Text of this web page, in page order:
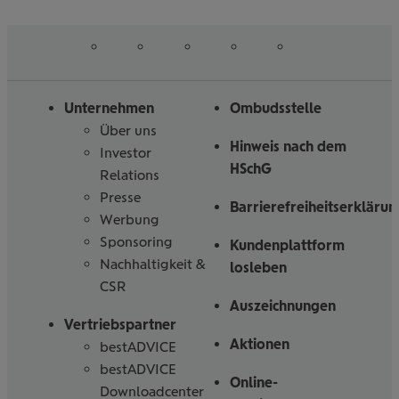
Unternehmen
Über uns
Investor
Relations
Presse
Werbung
Sponsoring
Nachhaltigkeit &
CSR
Vertriebspartner
bestADVICE
bestADVICE
Downloadcenter
Ombudsstelle
Hinweis nach dem
HSchG
Kundenplattform
losleben
Auszeichnungen
Aktionen
Online-
uns